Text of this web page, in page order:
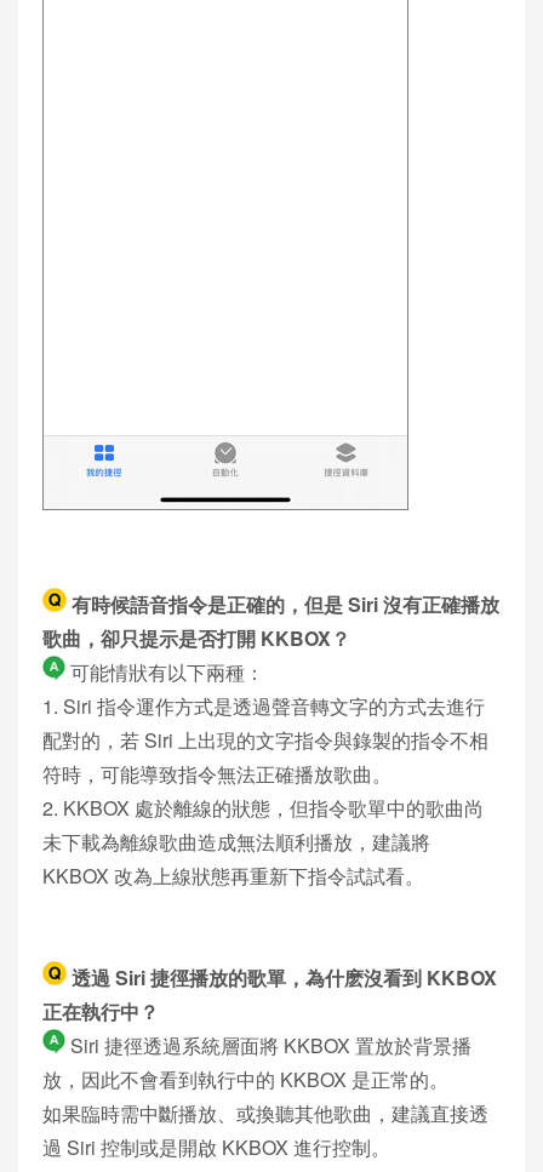
有時候語音指令是正確的，但是 Siri 沒有正確播放
歌曲，卻只提示是否打開 KKBOX？
可能情狀有以下兩種：
1. Siri 指令運作方式是透過聲音轉文字的方式去進行
配對的，若 Siri 上出現的文字指令與錄製的指令不相
符時，可能導致指令無法正確播放歌曲。
2. KKBOX 處於離線的狀態，但指令歌單中的歌曲尚
未下載為離線歌曲造成無法順利播放，建議將
KKBOX 改為上線狀態再重新下指令試試看。
透過 Siri 捷徑播放的歌單，為什麽沒看到 KKBOX
正在執行中？
Siri 捷徑透過系統層面將 KKBOX 置放於背景播
放，因此不會看到執行中的 KKBOX 是正常的。
如果臨時需中斷播放、或換聽其他歌曲，建議直接透
過 Siri 控制或是開啟 KKBOX 進行控制。